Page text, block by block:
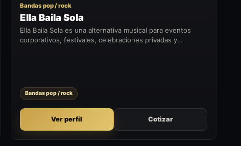
Bandas pop / rock
Ella Baila Sola
Ella Baila Sola es una alternativa musical para eventos
corporativos, festivales, celebraciones privadas y
Bandas pop / rock
Ver perfil Cotizar